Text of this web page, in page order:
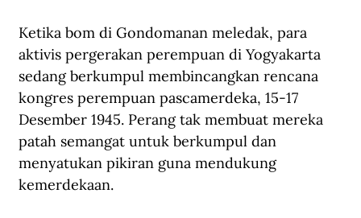
Ketika bom di Gondomanan meledak, para
aktivis pergerakan perempuan di Yogyakarta
sedang berkumpul membincangkan rencana
kongres perempuan pascamerdeka, 15-17
Desember 1945. Perang tak membuat mereka
patah semangat untuk berkumpul dan
menyatukan pikiran guna mendukung
kemerdekaan.